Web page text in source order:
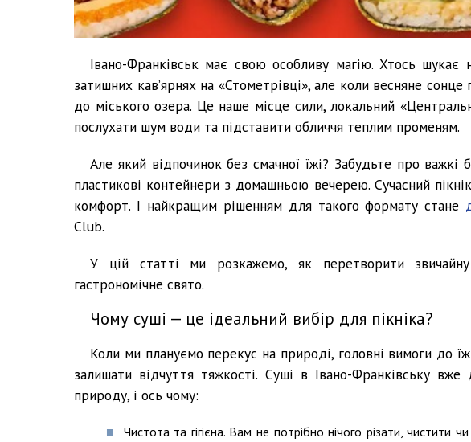
Івано-Франківськ має свою особливу магію. Хтось
затишних кав’ярнях на «Стометрівці», але коли весняне сонце
до міського озера. Це наше місце сили, локальний
послухати шум води та підставити обличчя теплим променям.
Але який відпочинок без смачної їжі? Забудьте про
пластикові контейнери з домашньою вечерею. Сучасний
комфорт. І найкращим рішенням для такого формату стане
Club.
У цій статті ми розкажемо, як перетворити
гастрономічне свято.
Чому суші — це ідеальний вибір для пікніка?
Коли ми плануємо перекус на природі, головні вимоги до
залишати відчуття тяжкості. Суші в Івано-Франківську
природу, і ось чому:
Чистота та гігієна. Вам не потрібно нічого різати, чистити